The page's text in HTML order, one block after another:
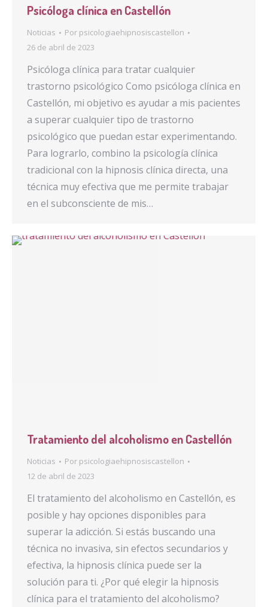
Psicóloga clínica en Castellón
Noticias Por psicologiaehipnosiscastellon
26 de abril de 2023
Psicóloga clínica para tratar cualquier
trastorno psicológico Como psicóloga clínica en
Castellón, mi objetivo es ayudar a mis pacientes
a superar cualquier tipo de trastorno
psicológico que puedan estar experimentando.
Para lograrlo, combino la psicología clínica
tradicional con la hipnosis clínica directa, una
técnica muy efectiva que me permite trabajar
en el subconsciente de mis…
Tratamiento del alcoholismo en Castellón
Noticias Por psicologiaehipnosiscastellon
12 de abril de 2023
El tratamiento del alcoholismo en Castellón, es
posible y hay opciones disponibles para
superar la adicción. Si estás buscando una
técnica no invasiva, sin efectos secundarios y
efectiva, la hipnosis clínica puede ser la
solución para ti. ¿Por qué elegir la hipnosis
clínica para el tratamiento del alcoholismo?